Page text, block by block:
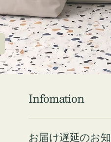
インテリア
Infomation
お届け遅延のお